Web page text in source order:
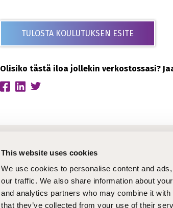
This website uses cookies
We use cookies to personalise content and
our traffic. We also share information about
and analytics partners who may combine it
that they’ve collected from your use of their
TULOSTA KOULUTUKSEN ESITE
Olisiko tästä iloa jollekin verkostossasi?
Koulutukset
Tiedotteet
Kirjoitukset